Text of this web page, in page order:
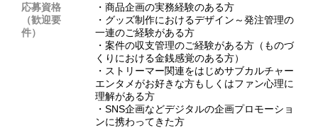
応募資格
（歓迎要
件）
・商品企画の実務経験のある方
・グッズ制作におけるデザイン～発注管理の
一連のご経験がある方
・案件の収支管理のご経験がある方（ものづ
くりにおける金銭感覚のある方）
・ストリーマー関連をはじめサブカルチャー
エンタメがお好きな方もしくはファン心理に
理解がある方
・SNS企画などデジタルの企画プロモーショ
ンに携わってきた方